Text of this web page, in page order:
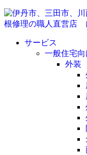
サービス
一般住宅向
外装